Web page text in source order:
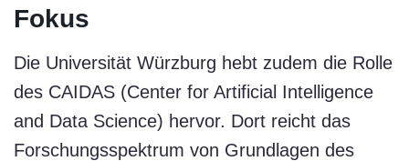
Fokus
Die Universität Würzburg hebt zudem die Rolle
des CAIDAS (Center for Artificial Intelligence
and Data Science) hervor. Dort reicht das
Forschungsspektrum von Grundlagen des